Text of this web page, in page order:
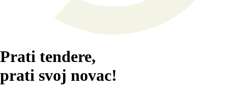
Prati tendere,
prati svoj novac!